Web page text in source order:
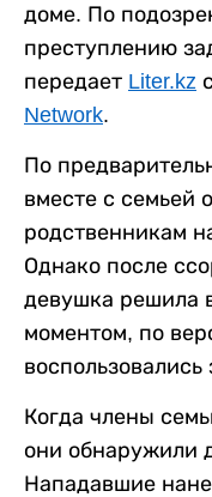
доме. По
преступлению
передает Liter.kz
Network.
По
вместе с семьей
родственникам
Однако после
девушка решила
моментом, по
Когда члены
они обнаружили
Нападавшие